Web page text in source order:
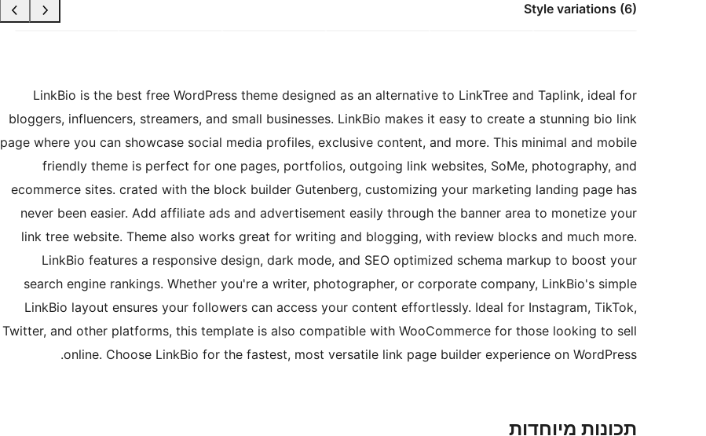
Style variations (6)
LinkBio is the best free WordPress theme designed as an alternative to LinkTree and Taplink, ideal for
bloggers, influencers, streamers, and small businesses. LinkBio makes it easy to create a stunning bio link
page where you can showcase social media profiles, exclusive content, and more. This minimal and mobile
friendly theme is perfect for one pages, portfolios, outgoing link websites, SoMe, photography, and
ecommerce sites. crated with the block builder Gutenberg, customizing your marketing landing page has
never been easier. Add affiliate ads and advertisement easily through the banner area to monetize your
link tree website. Theme also works great for writing and blogging, with review blocks and much more.
LinkBio features a responsive design, dark mode, and SEO optimized schema markup to boost your
search engine rankings. Whether you're a writer, photographer, or corporate company, LinkBio's simple
LinkBio layout ensures your followers can access your content effortlessly. Ideal for Instagram, TikTok,
Twitter, and other platforms, this template is also compatible with WooCommerce for those looking to sell
online. Choose LinkBio for the fastest, most versatile link page builder experience on WordPress.
תכונות מיוחדות